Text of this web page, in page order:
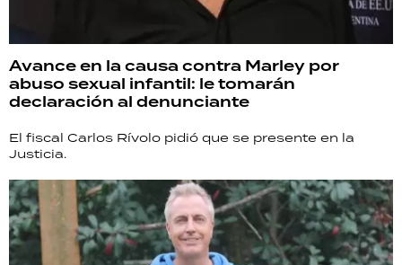
Avance en la causa contra Marley por
abuso sexual infantil: le tomarán
declaración al denunciante
El fiscal Carlos Rívolo pidió que se presente en la
Justicia.